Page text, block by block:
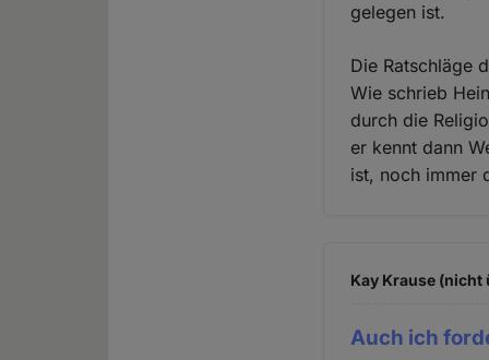
gelegen ist.
Die Ratschläge
Wie schrieb
durch die
er kennt dann
ist, noch immer
Kay Krause (nicht
Auch ich